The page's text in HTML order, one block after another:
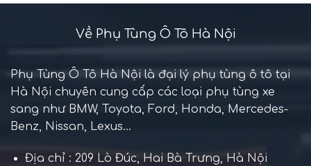
Về Phụ Tùng Ô Tô Hà Nội
Phụ Tùng Ô Tô Hà Nội là đại lý phụ tùng ô tô tại
Hà Nội chuyên cung cấp các loại phụ tùng xe
sang như BMW, Toyota, Ford, Honda, Mercedes-
Benz, Nissan, Lexus...
Địa chỉ : 209 Lò Đúc, Hai Bà Trưng, Hà Nội